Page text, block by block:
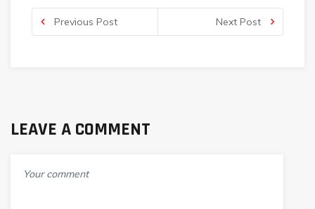
Previous Post Next Post
LEAVE A COMMENT